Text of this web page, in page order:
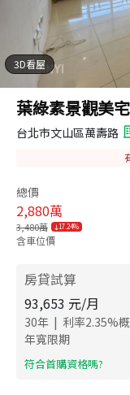
3D看屋
葉綠素景觀美宅
台北市文山區萬壽路
總價
2,880萬
3,480萬 17.24%
含車位價
房貸試算
93,653 元/月
30年 | 利率2.35%
年寬限期
​符合首購資格嗎?